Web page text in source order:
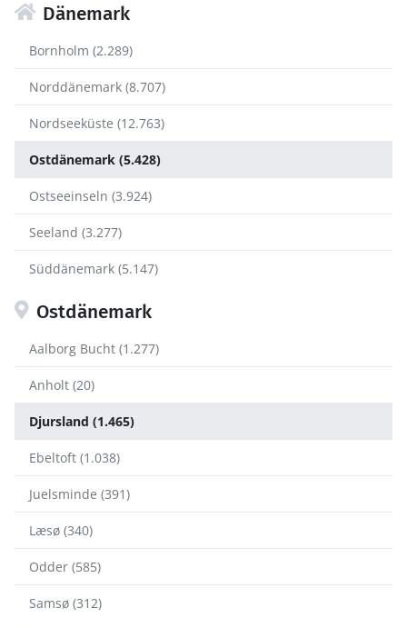
Dänemark
Bornholm (2.289)
Norddänemark (8.707)
Nordseeküste (12.763)
Ostdänemark (5.428)
Ostseeinseln (3.924)
Seeland (3.277)
Süddänemark (5.147)
Ostdänemark
Aalborg Bucht (1.277)
Anholt (20)
Djursland (1.465)
Ebeltoft (1.038)
Juelsminde (391)
Læsø (340)
Odder (585)
Samsø (312)